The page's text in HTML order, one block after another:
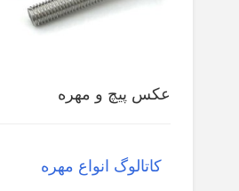
عکس پیچ و مهره
کاتالوگ انواع مهره